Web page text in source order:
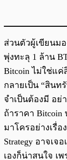
ส่วนตัวผู้เขียนม
พุ่งทะลุ 1 ล้าน
Bitcoin ไม่ใช่แค่
กลายเป็น “สินท
จำเป็นต้องมี อย่
ถ้าราคา
มาโครอย่างเรื่
Strategy อาจเจ
เองก็น่าสนใจ เพ